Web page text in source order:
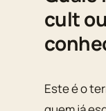
cult
Este é o